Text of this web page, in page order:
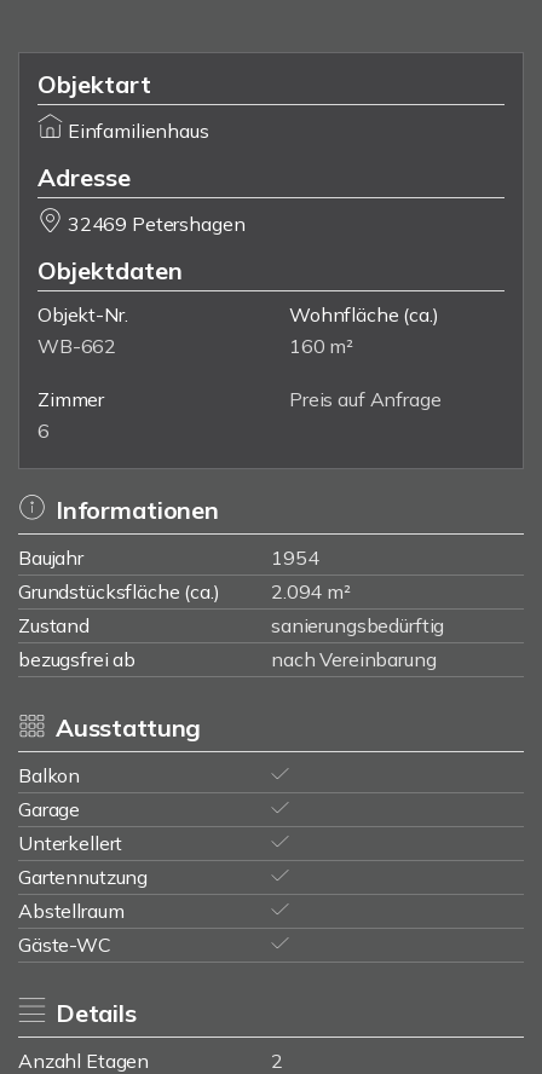
Objektart
Einfamilienhaus
Adresse
32469 Petershagen
Objektdaten
Objekt-Nr.
WB-662
Wohnfläche (ca.)
160 m²
Zimmer
6
Preis auf Anfrage
Informationen
Baujahr
1954
Grundstücksfläche (ca.)
2.094 m²
Zustand
sanierungsbedürftig
bezugsfrei ab
nach Vereinbarung
Ausstattung
Balkon
Garage
Unterkellert
Gartennutzung
Abstellraum
Gäste-WC
Details
Anzahl Etagen
2